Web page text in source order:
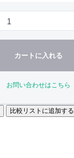
カートに入れる
お問い合わせはこちら
比較リストに追加する